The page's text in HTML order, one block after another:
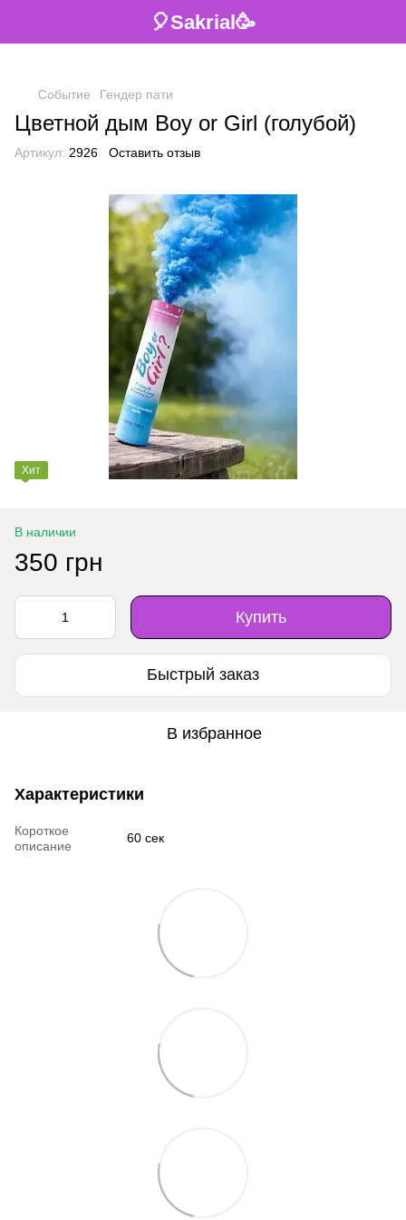
🎈Sakrial🥳
Событие Гендер пати
Цветной дым Boy or Girl (голубой)
Артикул: 2926 Оставить отзыв
Хит
В наличии
350 грн
Купить
Быстрый заказ
В избранное
Характеристики
Короткое
описание
60 сек